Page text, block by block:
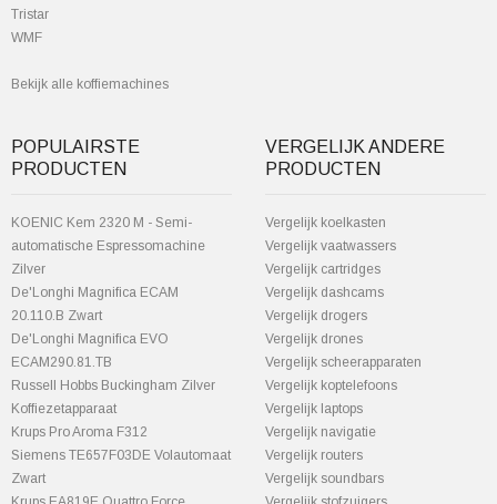
Tristar
WMF
Bekijk alle koffiemachines
POPULAIRSTE
PRODUCTEN
KOENIC Kem 2320 M - Semi-
automatische Espressomachine
Zilver
De'Longhi Magnifica ECAM
20.110.B Zwart
De'Longhi Magnifica EVO
ECAM290.81.TB
Russell Hobbs Buckingham Zilver
Koffiezetapparaat
Krups Pro Aroma F312
Siemens TE657F03DE Volautomaat
Zwart
VERGELIJK ANDERE
PRODUCTEN
Vergelijk koelkasten
Vergelijk vaatwassers
Vergelijk cartridges
Vergelijk dashcams
Vergelijk drogers
Vergelijk drones
Vergelijk scheerapparaten
Vergelijk koptelefoons
Vergelijk laptops
Vergelijk navigatie
Vergelijk routers
Vergelijk soundbars